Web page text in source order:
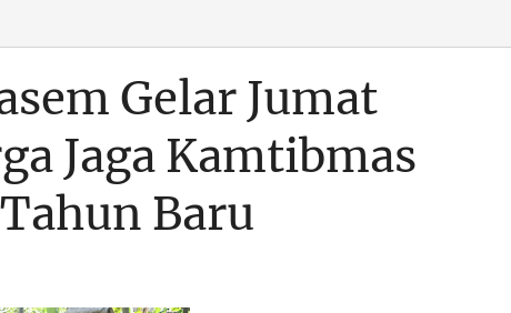
Gelar Jumat
Jaga Kamtibmas
Baru